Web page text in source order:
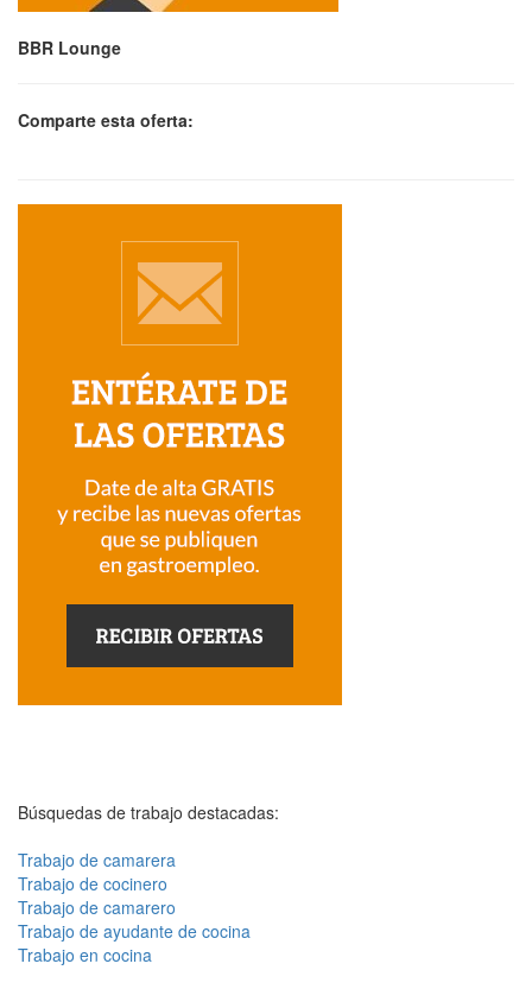
BBR Lounge
Comparte esta oferta:
Búsquedas de trabajo destacadas:
Trabajo de camarera
Trabajo de cocinero
Trabajo de camarero
Trabajo de ayudante de cocina
Trabajo en cocina